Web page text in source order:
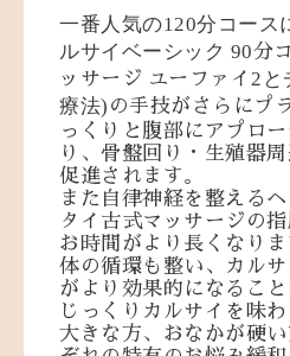
一番人気の120分コース
ルサイベーシック 90分
ッサージ ユーファイ 2と
療法) の手技がさらにプ
っくりと腹部にアプロ
り、骨盤回り・生殖器
促進されます。
また自律神経を整える
タイ古式マッサージの
お時間がより長くなり
体の循環も整い、カル
がより効果的になること
じっくりカルサイを味
大きな方、おなかが硬